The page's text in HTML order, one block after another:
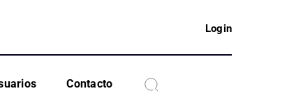
Login
Contacto